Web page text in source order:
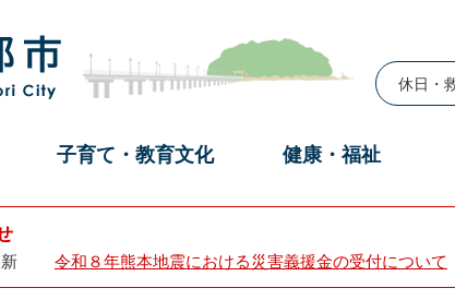
休日・
子育て・教育文化 健康・福祉
令和８年熊本地震における災害義援金の受付について